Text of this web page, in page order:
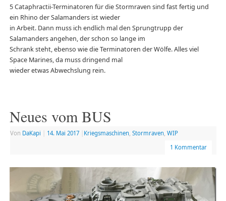
5 Cataphractii-Terminatoren für die Stormraven sind fast fertig und
ein Rhino der Salamanders ist wieder
in Arbeit. Dann muss ich endlich mal den Sprungtrupp der
Salamanders angehen, der schon so lange im
Schrank steht, ebenso wie die Terminatoren der Wölfe. Alles viel
Space Marines, da muss dringend mal
wieder etwas Abwechslung rein.
Neues vom BUS
Von DaKapi 14. Mai 2017 Kriegsmaschinen Stormraven WIP
1 Kommentar